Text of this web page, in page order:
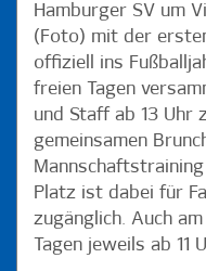
Hamburger SV um
(Foto) mit der
offiziell ins
freien Tagen
und Staff ab 13 Uhr
gemeinsamen
Platz ist dabei für
zugänglich. Auch
Tagen jeweils ab